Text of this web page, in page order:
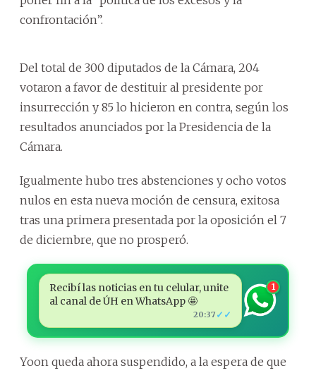
confrontación”.
Del total de 300 diputados de la Cámara, 204
votaron a favor de destituir al presidente por
insurrección y 85 lo hicieron en contra, según los
resultados anunciados por la Presidencia de la
Cámara.
Igualmente hubo tres abstenciones y ocho votos
nulos en esta nueva moción de censura, exitosa
tras una primera presentada por la oposición el 7
de diciembre, que no prosperó.
Recibí las noticias en tu celular, unite
al canal de ÚH en WhatsApp 🤩
20:37 ✓✓
1
Yoon queda ahora suspendido, a la espera de que